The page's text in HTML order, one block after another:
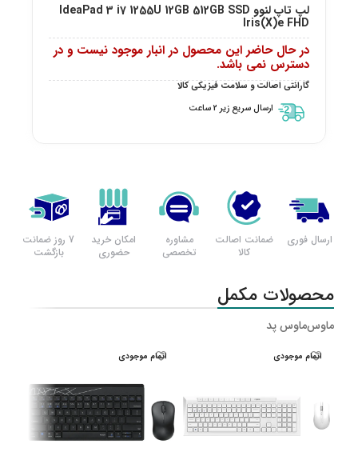
لپ تاپ لنوو IdeaPad 3 i7 1255U 12GB 512GB SSD
Iris(X)e FHD
در حال حاضر این محصول در انبار موجود نیست و در
دسترس نمی باشد.
گارانتی اصالت و سلامت فیزیکی کالا
ارسال سریع زیر 2 ساعت
ارسال فوری
ضمانت اصالت
کالا
مشاوره
تخصصی
امکان خرید
حضوری
7 روز ضمانت
بازگشت
محصولات مکمل
ماوسماوس پد
اتمام موجودی اتمام موجودی